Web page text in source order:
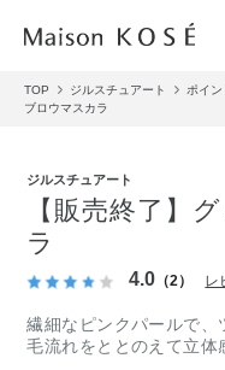
TOP ジルスチュアート ポイン
ブロウマスカラ
ジルスチュアート
【販売終了】
ラ
4.0 （2） レ
繊細なピンクパールで、
毛流れをととのえて立体